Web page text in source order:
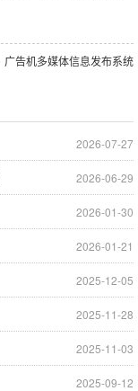
广告机多媒体信息发布系统
2026-07-27
2026-06-29
2026-01-30
2026-01-21
2025-12-05
2025-11-28
2025-11-03
2025-09-12